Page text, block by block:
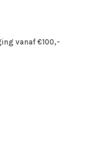
vanaf €100,-